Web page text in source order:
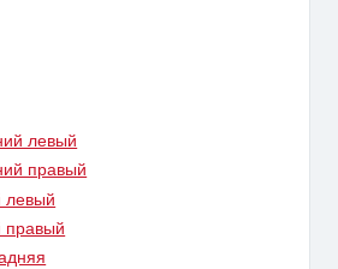
левый
правый
левый
правый